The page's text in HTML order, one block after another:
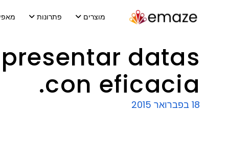
מוצרים פתרונות
datas
con eficacia.
18 בפברואר 2015